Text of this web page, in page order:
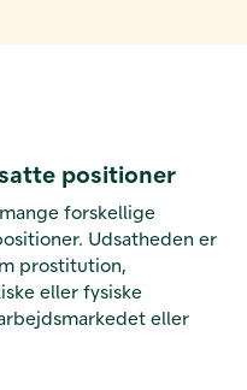
positioner
forskellige
Udsatheden er
prostitution,
eller fysiske
eller